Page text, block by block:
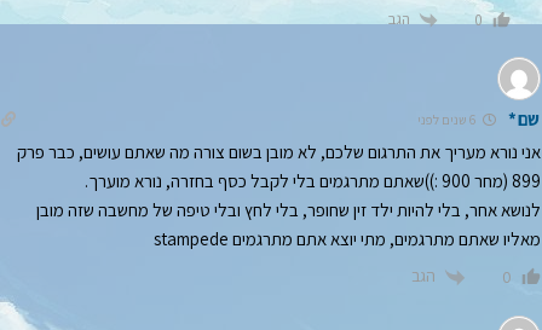
0 הגב
שם* 6 שנים לפני
אני נורא מעריך את התרגום שלכם, לא מובן בשום צורה מה שאתם עושים, כבר פרק
899 (מחר 900 :))שאתם מתרגמים בלי לקבל כסף בחזרה, נורא מוערך.
לנושא אחר, בלי להיות ילד זין שחופר, בלי לחץ ובלי טיפה של מחשבה שזה מובן
מאליו שאתם מתרגמים, מתי יוצא אתם מתרגמים stampede
0 הגב